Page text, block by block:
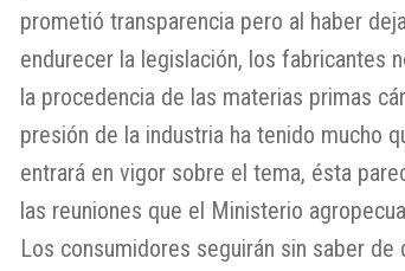
prometió transparencia pero al haber
endurecer la legislación, los fabricantes
la procedencia de las materias primas
presión de la industria ha tenido mucho
entrará en vigor sobre el tema, ésta
las reuniones que el Ministerio
Los consumidores seguirán sin saber de